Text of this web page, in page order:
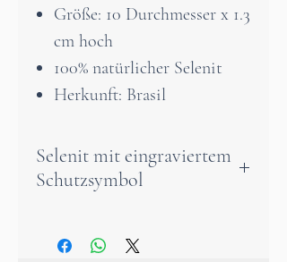
Größe: 10 Durchmesser x 1.3
cm hoch
100% natürlicher Selenit
Herkunft: Brasil
Selenit mit eingraviertem
Schutzsymbol
machtvolles Werkzeug zur